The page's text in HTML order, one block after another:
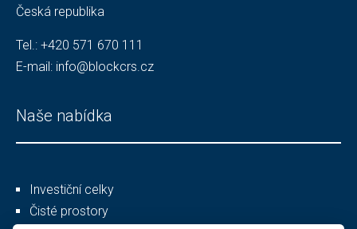
Česká republika
Tel.: +420 571 670 111
E-mail: info@blockcrs.cz
Naše nabídka
Investiční celky
Čisté prostory